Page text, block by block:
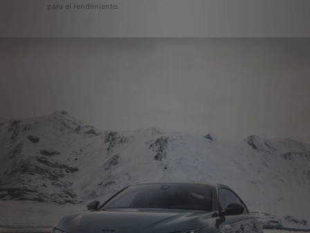
para el rendimiento.